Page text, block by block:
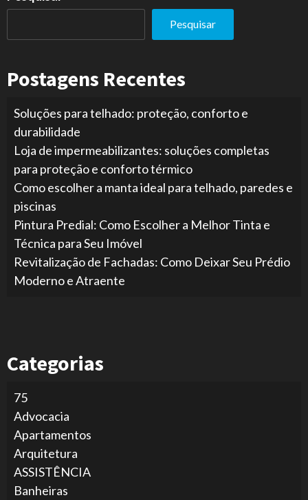
Pesquisar
Postagens Recentes
Soluções para telhado: proteção, conforto e
durabilidade
Loja de impermeabilizantes: soluções completas
para proteção e conforto térmico
Como escolher a manta ideal para telhado, paredes e
piscinas
Pintura Predial: Como Escolher a Melhor Tinta e
Técnica para Seu Imóvel
Revitalização de Fachadas: Como Deixar Seu Prédio
Moderno e Atraente
Categorias
75
Advocacia
Apartamentos
Arquitetura
ASSISTÊNCIA
Banheiras